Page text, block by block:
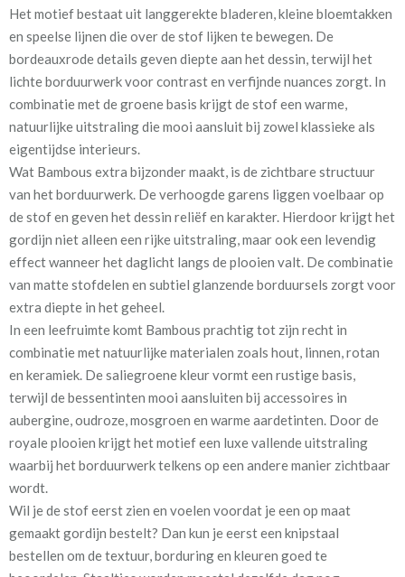
Meestal eerder, maar houd
rekening met
circa 2-3 weken
Materiaal: Katoen en viscose
Bijzonderheden Geborduurd motief
Voor extra isolatie en verduistering kan tijdens het bestelproces
de optie “Voering” aangevinkt worden. Een voering helpt in de
wintermaanden de kou zoveel mogelijk buiten te houden en
beperkt in de zomerperiode juist de warmte van buitenaf. In een
slaapkamer draagt dit bij aan een prettige nachtrust. Daarnaast
werkt een voering ook geluidsisolerend, helpt het verkleuring
door zonlicht te verminderen en zorgt het voor een fraai
buitenaanzicht.
GordijnenWinkel heeft 3 soorten voering:
✱ kwart verduisterend lichtdoorlatend katoensatijn
✱ half verduisterend
✱ 100% verduisterend
Het motief bestaat uit langgerekte bladeren, kleine bloemtakken
en speelse lijnen die over de stof lijken te bewegen. De
bordeauxrode details geven diepte aan het dessin, terwijl het
lichte borduurwerk voor contrast en verfijnde nuances zorgt. In
combinatie met de groene basis krijgt de stof een warme,
natuurlijke uitstraling die mooi aansluit bij zowel klassieke als
eigentijdse interieurs.
Wat Bambous extra bijzonder maakt, is de zichtbare structuur
van het borduurwerk. De verhoogde garens liggen voelbaar op
de stof en geven het dessin reliëf en karakter. Hierdoor krijgt het
gordijn niet alleen een rijke uitstraling, maar ook een levendig
effect wanneer het daglicht langs de plooien valt. De combinatie
van matte stofdelen en subtiel glanzende borduursels zorgt voor
extra diepte in het geheel.
In een leefruimte komt Bambous prachtig tot zijn recht in
combinatie met natuurlijke materialen zoals hout, linnen, rotan
en keramiek. De saliegroene kleur vormt een rustige basis,
terwijl de bessentinten mooi aansluiten bij accessoires in
aubergine, oudroze, mosgroen en warme aardetinten. Door de
royale plooien krijgt het motief een luxe vallende uitstraling
waarbij het borduurwerk telkens op een andere manier zichtbaar
wordt.
Wil je de stof eerst zien en voelen voordat je een op maat
gemaakt gordijn bestelt? Dan kun je eerst een knipstaal
bestellen om de textuur, borduring en kleuren goed te